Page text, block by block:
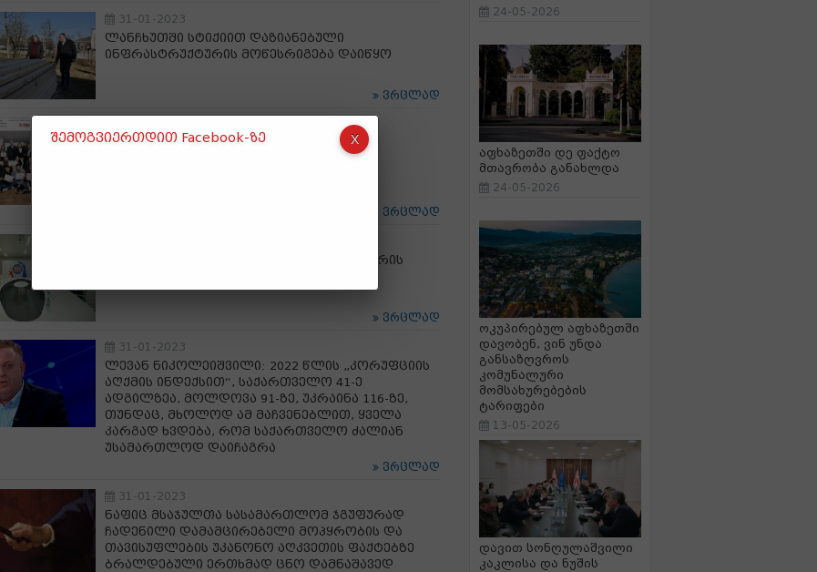
31-01-2023
ლანჩხუთში სტიქიით დაზიანებული
ინფრასტრუქტურის მოწესრიგება დაიწყო
ვრცლად
ლიბერთი, მასშტაბური პროექტის
,,ახალგაზრდული მეწარმეობა სოფლის
ვრცლად
ლევან დავითაშვილი ავსტრიის კანცლერის
ვრცლად
31-01-2023
ლევან ნიკოლეიშვილი: 2022 წლის „კორუფციის
აღქმის ინდექსით“, საქართველო 41-ე
ადგილზეა, მოლდოვა 91-ზე, უკრაინა 116-ზე,
თუნდაც, მხოლოდ ამ მაჩვენებლით, ყველა
კარგად ხვდება, რომ საქართველო ძალიან
უსამართლოდ დაიჩაგრა
ვრცლად
31-01-2023
ნაფიც მსაჯულთა სასამართლომ ჯგუფურად
ჩადენილი დამამცირებელი მოპყრობის და
თავისუფლების უკანონო აღკვეთის ფაქტებზე
ბრალდებული ერთხმად ცნო დამნაშავედ
24-05-2026
აფხაზეთში დე ფაქტო
მთავრობა განახლდა
24-05-2026
ოკუპირებულ აფხაზეთში
დავობენ, ვინ უნდა
განსაზღვროს
კომუნალური
მომსახურებების
ტარიფები
13-05-2026
დავით სონღულაშვილი
კაკლისა და ნუშის
შემოგვიერთდით Facebook-ზე